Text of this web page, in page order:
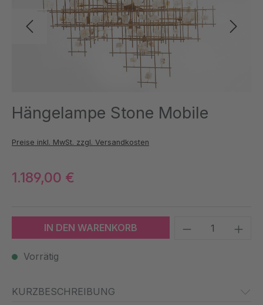
Hängelampe Stone Mobile
Preise inkl. MwSt. zzgl. Versandkosten
1.189,00 €
IN DEN WARENKORB Produkt
Vorrätig
KURZBESCHREIBUNG